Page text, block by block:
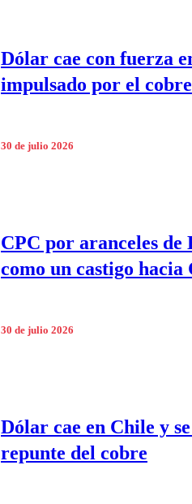
Dólar cae con fuerza
impulsado por el cobre
30 de julio 2026
CPC por aranceles
como un castigo hacia
30 de julio 2026
Dólar cae en Chile y
repunte del cobre